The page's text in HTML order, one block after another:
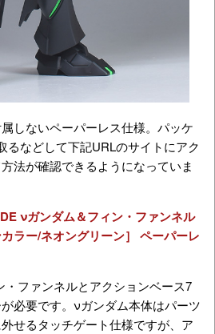
しないペーパーレス仕様。パッケ
るなどして下記URLのサイトにアク
法が確認できるようになっていま
νガンダム＆フィン・ファンネル
カラー/ネオングリーン］ ペーパーレ
ファンネルとアクションベース7
必要です。νガンダム本体はパーツ
せるタッチゲート仕様ですが、ア